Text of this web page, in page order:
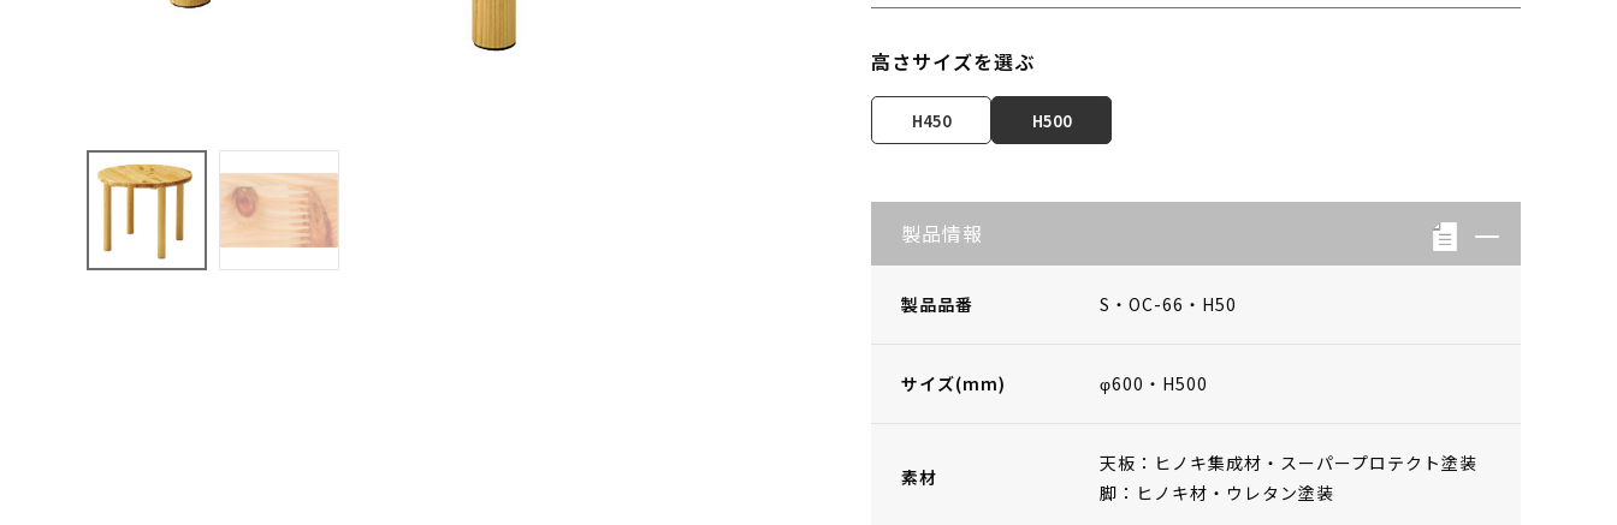
高さサイズを選ぶ
H450 H500
製品情報
製品品番 S・OC-66・H50
サイズ(mm) φ600・H500
素材
天板：ヒノキ集成材・スーパープロテクト塗装
脚：ヒノキ材・ウレタン塗装